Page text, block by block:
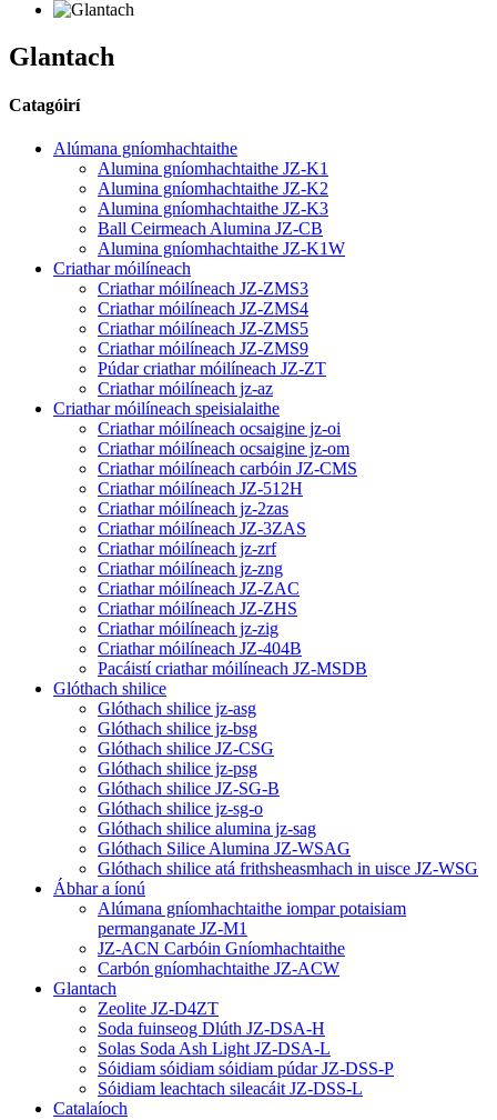
Glantach
Catagóirí
Alúmana gníomhachtaithe
Alumina gníomhachtaithe JZ-K1
Alumina gníomhachtaithe JZ-K2
Alumina gníomhachtaithe JZ-K3
Ball Ceirmeach Alumina JZ-CB
Alumina gníomhachtaithe JZ-K1W
Criathar móilíneach
Criathar móilíneach JZ-ZMS3
Criathar móilíneach JZ-ZMS4
Criathar móilíneach JZ-ZMS5
Criathar móilíneach JZ-ZMS9
Púdar criathar móilíneach JZ-ZT
Criathar móilíneach jz-az
Criathar móilíneach speisialaithe
Criathar móilíneach ocsaigine jz-oi
Criathar móilíneach ocsaigine jz-om
Criathar móilíneach carbóin JZ-CMS
Criathar móilíneach JZ-512H
Criathar móilíneach jz-2zas
Criathar móilíneach JZ-3ZAS
Criathar móilíneach jz-zrf
Criathar móilíneach jz-zng
Criathar móilíneach JZ-ZAC
Criathar móilíneach JZ-ZHS
Criathar móilíneach jz-zig
Criathar móilíneach JZ-404B
Pacáistí criathar móilíneach JZ-MSDB
Glóthach shilice
Glóthach shilice jz-asg
Glóthach shilice jz-bsg
Glóthach shilice JZ-CSG
Glóthach shilice jz-psg
Glóthach shilice JZ-SG-B
Glóthach shilice jz-sg-o
Glóthach shilice alumina jz-sag
Glóthach Silice Alumina JZ-WSAG
Glóthach shilice atá frithsheasmhach in uisce JZ-WSG
Ábhar a íonú
Alúmana gníomhachtaithe iompar potaisiam
permanganate JZ-M1
JZ-ACN Carbóin Gníomhachtaithe
Carbón gníomhachtaithe JZ-ACW
Glantach
Zeolite JZ-D4ZT
Soda fuinseog Dlúth JZ-DSA-H
Solas Soda Ash Light JZ-DSA-L
Sóidiam sóidiam sóidiam púdar JZ-DSS-P
Sóidiam leachtach sileacáit JZ-DSS-L
Catalaíoch